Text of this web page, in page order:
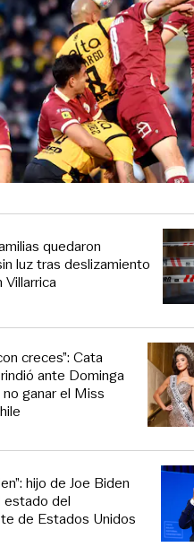
quedaron
luz tras deslizamiento
creces”: Cata
ante Dominga
ganar el Miss
hijo de Joe Biden
estado del
de Estados Unidos